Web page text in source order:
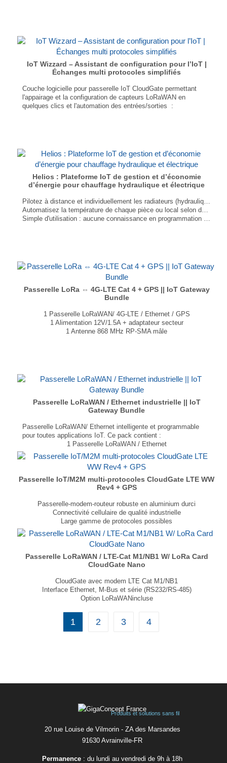
...
IoT Wizzard – Assistant de configuration pour l’IoT |
Échanges multi protocoles simplifiés
Couche logicielle pour passerelle IoT CloudGate permettant
l'appairage et la configuration de capteurs LoRaWAN en
quelques clics et l'automation des entrées/sorties :
Helios : Plateforme IoT de gestion et d’économie
d’énergie pour chauffage hydraulique et électrique
Passerelle LoRa ⇔ 4G-LTE Cat 4 + GPS || IoT Gateway
Bundle
1 Passerelle LoRaWAN/ 4G-LTE / Ethernet / GPS
1 Alimentation 12V/1.5A + adaptateur secteur
1 Antenne 868 MHz RP-SMA mâle
Passerelle LoRaWAN / Ethernet industrielle || IoT
Gateway Bundle
Passerelle LoRaWAN/ Ethernet intelligente et programmable
pour toutes applications IoT. Ce pack contient :
1 Passerelle LoRaWAN / Ethernet
1 Alimentation 12V/1.5A, câble 1.5M + adaptateur secteur
1 Antenne 868 MHz RP-SMA mâle
Passerelle IoT/M2M multi-protocoles CloudGate LTE WW
Rev4 + GPS
Passerelle-modem-routeur robuste en aluminium durci
Connectivité cellulaire de qualité industrielle
Large gamme de protocoles possibles
GPS autonome, GPS assisté, GPS OneXTRA
Entièrement programmable via LuvitRED ou SDK
1 slot libre pour carte d’extension
...
Passerelle LoRaWAN / LTE-Cat M1/NB1 W/ LoRa Card
CloudGate Nano
CloudGate avec modem LTE Cat M1/NB1
Interface Ethernet, M-Bus et série (RS232/RS-485)
Option LoRaWANincluse
Logiciel de paramétrage LuvitRED
1 2 3 4
Produits et solutions sans fil
20 rue Louise de Vilmorin - ZA des Marsandes
91630 Avrainvilleㅤ-ㅤFR
Permanence : du lundi au vendredi de 9h à 18h